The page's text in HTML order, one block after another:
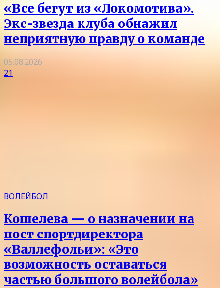
«Все бегут из «Локомотива».
Экс-звезда клуба обнажил
неприятную правду о команде
05.08.2026
21
ВОЛЕЙБОЛ
Кошелева — о назначении на
пост спортдиректора
«Валлефольи»: «Это
возможность оставаться
частью большого волейбола»